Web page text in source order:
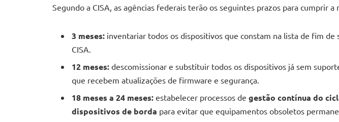
Segundo a CISA, as agências federais terão os seguintes prazos para cumprir a
3 meses: inventariar todos os dispositivos que constam na lista de fim
CISA.
12 meses: descomissionar e substituir todos os dispositivos já sem
que recebem atualizações de firmware e segurança.
18 meses a 24 meses: estabelecer processos de gestão contínua do
dispositivos de borda para evitar que equipamentos obsoletos